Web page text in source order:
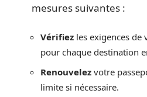
mesures suivantes :
Vérifiez les exigences de
pour chaque destination
Renouvelez votre
limite si nécessaire.